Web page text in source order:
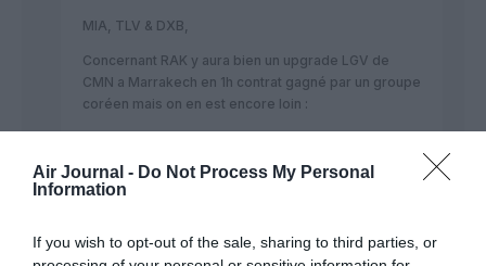
Air Journal - Do Not Process My Personal
Information
If you wish to opt-out of the sale, sharing to third parties, or
MIA, TLV & DXB,
Concernant RAK y aura bien un upgrade LGV de
CMN a Marrakech en 1h contrat gagné par un groupe
coréen mais on en est encore loin :
casablanca–agadir_34241